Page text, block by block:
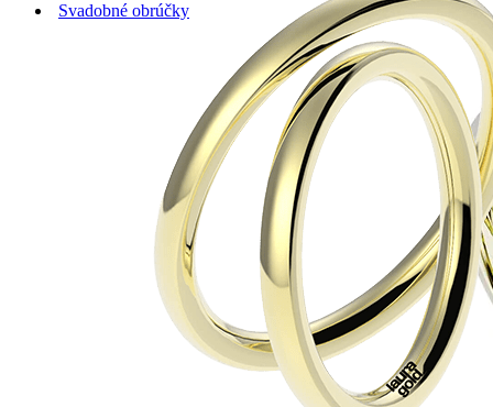
Svadobné obrúčky